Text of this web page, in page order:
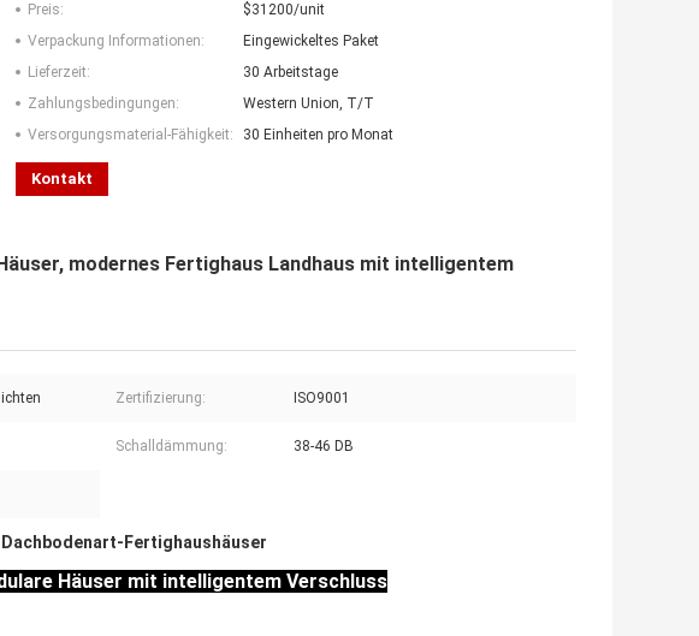
Preis:
$31200/unit
Verpackung Informationen:
Eingewickeltes Paket
Lieferzeit:
30 Arbeitstage
Zahlungsbedingungen:
Western Union, T/T
Versorgungsmaterial-Fähigkeit:
30 Einheiten pro Monat
Kontakt
modernes Fertighaus Landhaus mit intelligentem
Zertifizierung: ISO9001
Schalldämmung: 38-46 DB
Dachbodenart-Fertighaushäuser
Häuser mit intelligentem Verschluss